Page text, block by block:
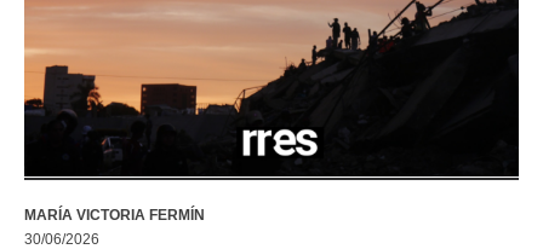
MARÍA VICTORIA FERMÍN
30/06/2026